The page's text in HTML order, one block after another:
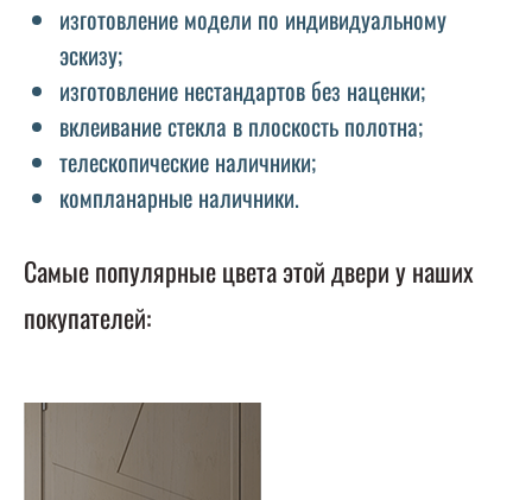
изготовление модели по индивидуальному
эскизу;
изготовление нестандартов без наценки;
вклеивание стекла в плоскость полотна;
телескопические наличники;
компланарные наличники.
Самые популярные цвета этой двери у наших
покупателей: